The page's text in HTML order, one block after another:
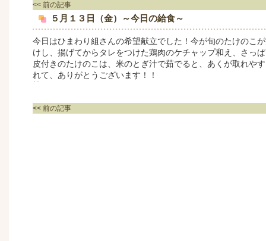
<< 前の記事
５月１３日（金）～今日の給食～
今日はひまわり組さんの希望献立でした！今が旬のたけのこ
けし、揚げてからタレをつけた鶏肉のケチャップ和え、さっ
皮付きのたけのこは、米のとぎ汁で茹でると、あくが取れや
れて、ありがとうございます！！
<< 前の記事